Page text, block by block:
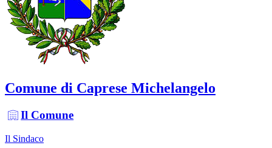
Comune di Caprese Michelangelo
Il Comune
Il Sindaco